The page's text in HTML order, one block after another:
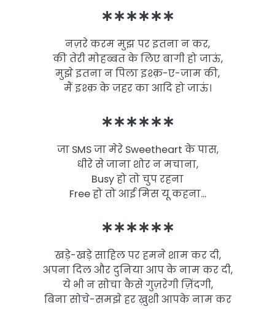
∗∗∗∗∗∗
नज़रे करम मुझ पर इतना न कर,
की तेरी मोहब्बत के लिए बागी हो जाऊं,
मुझे इतना न पिला इश्क़-ए-जाम की,
मैं इश्क़ के जहर का आदि हो जाऊं।
∗∗∗∗∗∗
जा SMS जा मेरे Sweetheart के पास,
धीरे से जाना शोर न मचाना,
Busy हो तो चुप रहना
Free हो तो आई मिस यू कहना…
∗∗∗∗∗∗
खड़े-खड़े साहिल पर हमने शाम कर दी,
अपना दिल और दुनिया आप के नाम कर दी,
ये भी न सोचा कैसे गुज़रेगी ज़िंदगी,
बिना सोचे-समझे हर ख़ुशी आपके नाम कर